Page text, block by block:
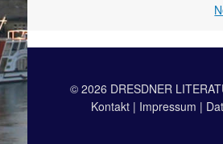
© 2026 DRESDNER
Kontakt| Impressum |